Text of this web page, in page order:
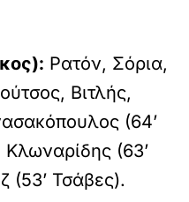
Ρατόν, Σόρια,
Βιτλής,
(64’
Κλωναρίδης (63’
(53’ Τσάβες).